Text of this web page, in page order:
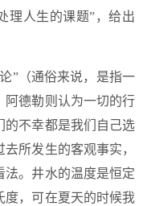
理人生的课题”，给出
”（通俗来说，是指一
阿德勒则认为一切的行
的不幸都是我们自己选
所发生的客观事实，
法。井水的温度是恒定
度，可在夏天的时候我